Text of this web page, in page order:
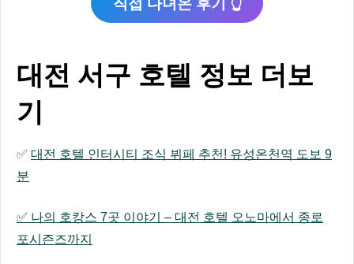
대전 서구 호텔 정보 더보
기
✅ 대전 호텔 인터시티 조식 뷔페 추천! 유성온천역 도보 9
분
✅ 나의 호캉스 7곳 이야기 – 대전 호텔 오노마에서 종로
포시즌즈까지